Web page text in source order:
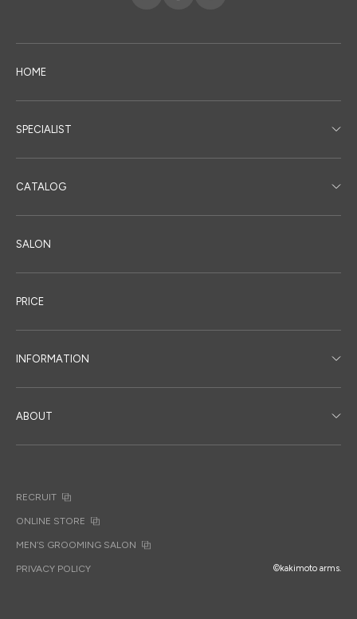
HOME
SPECIALIST
CATALOG
SALON
PRICE
INFORMATION
ABOUT
RECRUIT
ONLINE STORE
MEN’S GROOMING SALON
PRIVACY POLICY ©kakimoto arms.